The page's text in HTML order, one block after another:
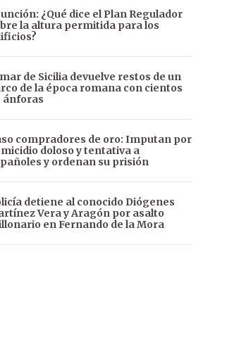
¿Qué dice el Plan Regulador
la altura permitida para los
de Sicilia devuelve restos de un
de la época romana con cientos
ánforas
compradores de oro: Imputan por
doloso y tentativa a
y ordenan su prisión
detiene al conocido Diógenes
Vera y Aragón por asalto
en Fernando de la Mora